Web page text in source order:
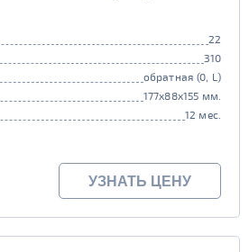
22
310
обратная (0, L)
177x88x155 мм.
12 мес.
УЗНАТЬ ЦЕНУ